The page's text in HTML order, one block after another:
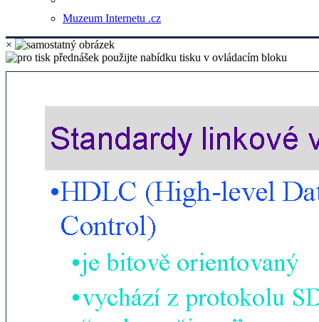
Muzeum Internetu .cz
×